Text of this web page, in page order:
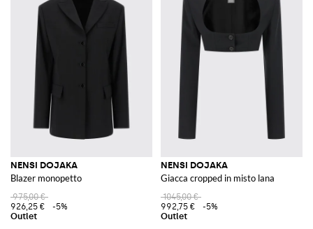
NENSI DOJAKA
Blazer monopetto
975,00 €
926,25 €
-5%
NENSI DOJAKA
Giacca cropped in misto lana
1045,00 €
992,75 €
-5%